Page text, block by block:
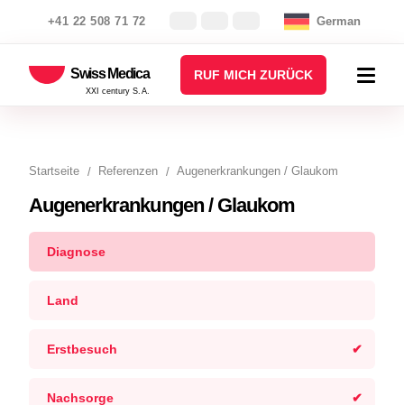
+41 22 508 71 72 German
Swiss Medica
XXI century S.A.
RUF MICH ZURÜCK
Startseite Referenzen Augenerkrankungen / Glaukom
Augenerkrankungen / Glaukom
Diagnose
Land
Erstbesuch
Nachsorge